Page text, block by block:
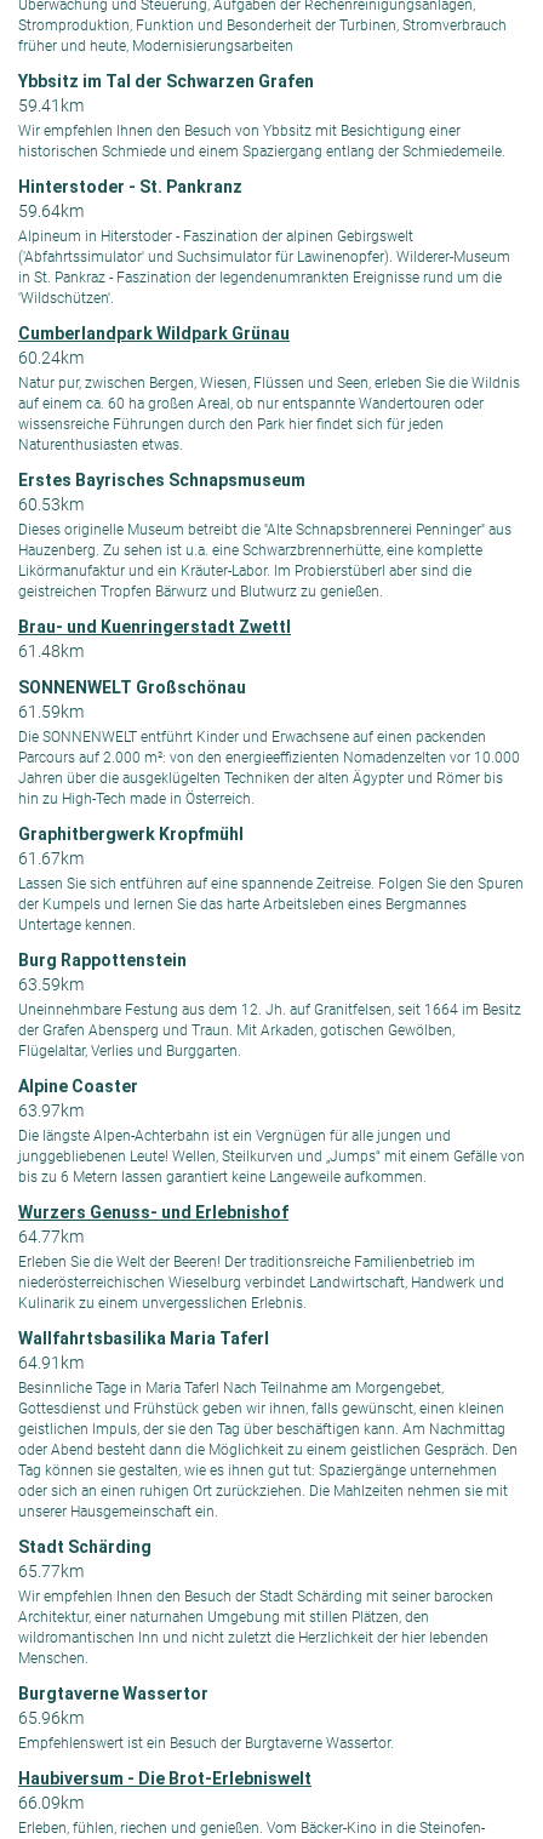
Überwachung und Steuerung, Aufgaben der Rechenreinigungsanlagen,
Stromproduktion, Funktion und Besonderheit der Turbinen, Stromverbrauch
früher und heute, Modernisierungsarbeiten
Ybbsitz im Tal der Schwarzen Grafen
59.41km
Wir empfehlen Ihnen den Besuch von Ybbsitz mit Besichtigung einer
historischen Schmiede und einem Spaziergang entlang der Schmiedemeile.
Hinterstoder - St. Pankranz
59.64km
Alpineum in Hiterstoder - Faszination der alpinen Gebirgswelt
('Abfahrtssimulator' und Suchsimulator für Lawinenopfer). Wilderer-Museum
in St. Pankraz - Faszination der legendenumrankten Ereignisse rund um die
'Wildschützen'.
Cumberlandpark Wildpark Grünau
60.24km
Natur pur, zwischen Bergen, Wiesen, Flüssen und Seen, erleben Sie die Wildnis
auf einem ca. 60 ha großen Areal, ob nur entspannte Wandertouren oder
wissensreiche Führungen durch den Park hier findet sich für jeden
Naturenthusiasten etwas.
Erstes Bayrisches Schnapsmuseum
60.53km
Dieses originelle Museum betreibt die ''Alte Schnapsbrennerei Penninger'' aus
Hauzenberg. Zu sehen ist u.a. eine Schwarzbrennerhütte, eine komplette
Likörmanufaktur und ein Kräuter-Labor. Im Probierstüberl aber sind die
geistreichen Tropfen Bärwurz und Blutwurz zu genießen.
Brau- und Kuenringerstadt Zwettl
61.48km
SONNENWELT Großschönau
61.59km
Die SONNENWELT entführt Kinder und Erwachsene auf einen packenden
Parcours auf 2.000 m²: von den energieeffizienten Nomadenzelten vor 10.000
Jahren über die ausgeklügelten Techniken der alten Ägypter und Römer bis
hin zu High-Tech made in Österreich.
Graphitbergwerk Kropfmühl
61.67km
Lassen Sie sich entführen auf eine spannende Zeitreise. Folgen Sie den Spuren
der Kumpels und lernen Sie das harte Arbeitsleben eines Bergmannes
Untertage kennen.
Burg Rappottenstein
63.59km
Uneinnehmbare Festung aus dem 12. Jh. auf Granitfelsen, seit 1664 im Besitz
der Grafen Abensperg und Traun. Mit Arkaden, gotischen Gewölben,
Flügelaltar, Verlies und Burggarten.
Alpine Coaster
63.97km
Die längste Alpen-Achterbahn ist ein Vergnügen für alle jungen und
junggebliebenen Leute! Wellen, Steilkurven und „Jumps“ mit einem Gefälle von
bis zu 6 Metern lassen garantiert keine Langeweile aufkommen.
Wurzers Genuss- und Erlebnishof
64.77km
Erleben Sie die Welt der Beeren! Der traditionsreiche Familienbetrieb im
niederösterreichischen Wieselburg verbindet Landwirtschaft, Handwerk und
Kulinarik zu einem unvergesslichen Erlebnis.
Wallfahrtsbasilika Maria Taferl
64.91km
Besinnliche Tage in Maria Taferl Nach Teilnahme am Morgengebet,
Gottesdienst und Frühstück geben wir ihnen, falls gewünscht, einen kleinen
geistlichen Impuls, der sie den Tag über beschäftigen kann. Am Nachmittag
oder Abend besteht dann die Möglichkeit zu einem geistlichen Gespräch. Den
Tag können sie gestalten, wie es ihnen gut tut: Spaziergänge unternehmen
oder sich an einen ruhigen Ort zurückziehen. Die Mahlzeiten nehmen sie mit
unserer Hausgemeinschaft ein.
Stadt Schärding
65.77km
Wir empfehlen Ihnen den Besuch der Stadt Schärding mit seiner barocken
Architektur, einer naturnahen Umgebung mit stillen Plätzen, den
wildromantischen Inn und nicht zuletzt die Herzlichkeit der hier lebenden
Menschen.
Burgtaverne Wassertor
65.96km
Empfehlenswert ist ein Besuch der Burgtaverne Wassertor.
Haubiversum - Die Brot-Erlebniswelt
66.09km
Erleben, fühlen, riechen und genießen. Vom Bäcker-Kino in die Steinofen-